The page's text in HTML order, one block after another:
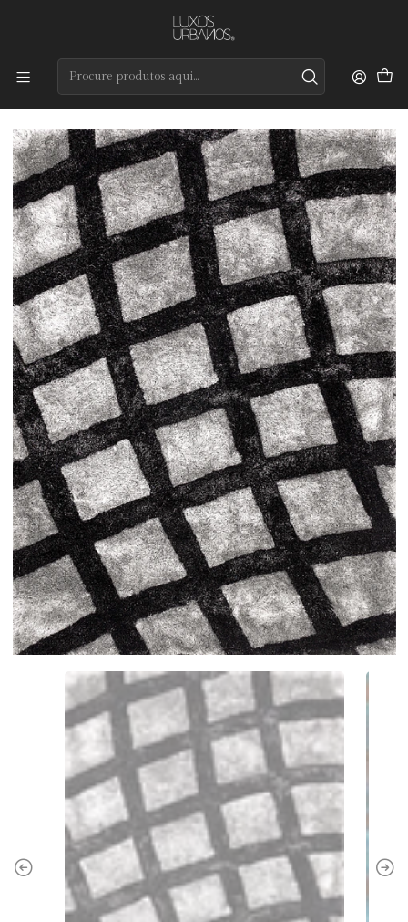
Preços de qualidade e entrega rápida